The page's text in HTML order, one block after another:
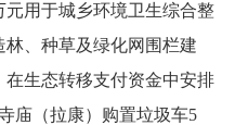
用于城乡环境卫生综合整
、种草及绿化网围栏建
生态转移支付资金中安排
庙（拉康）购置垃圾车5